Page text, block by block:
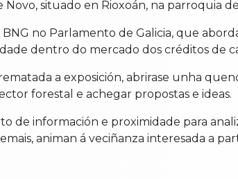
situado en Rioxoán, na parroquia
no Parlamento de Galicia, que
dentro do mercado dos créditos de
a exposición, abrirase unha
forestal e achegar propostas e ideas.
de información e proximidade para
animan á veciñanza interesada a